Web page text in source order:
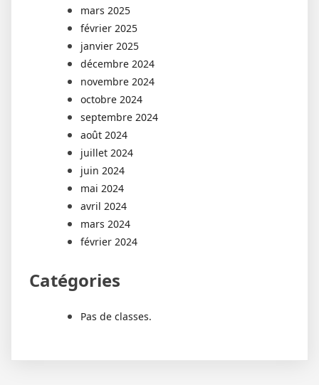
mars 2025
février 2025
janvier 2025
décembre 2024
novembre 2024
octobre 2024
septembre 2024
août 2024
juillet 2024
juin 2024
mai 2024
avril 2024
mars 2024
février 2024
Catégories
Pas de classes.